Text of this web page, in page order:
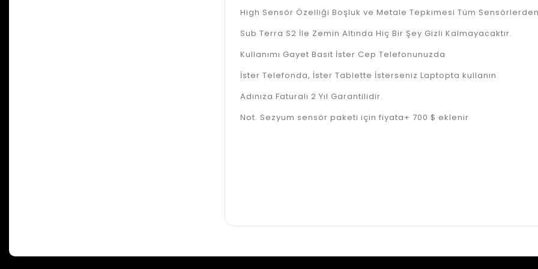
High Sensör Özelliği Boşluk ve Metale Tepkimesi Tüm Sensörlerden
Sub Terra S2 İle Zemin Altında Hiç Bir Şey Gizli Kalmayacaktır.
Kullanımı Gayet Basit İster Cep Telefonunuzda
İster Telefonda, İster Tablette İsterseniz Laptopta kullanın
Adınıza Faturalı 2 Yıl Garantilidir.
Not. Sezyum sensör paketi için fiyata+ 700 $ eklenir